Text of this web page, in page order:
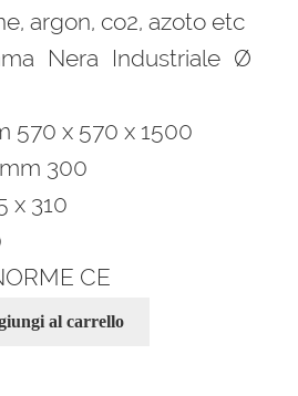
argon, co2, azoto etc
Nera Industriale Ø
570 x 570 x 1500
300
x 310
CE
al carrello